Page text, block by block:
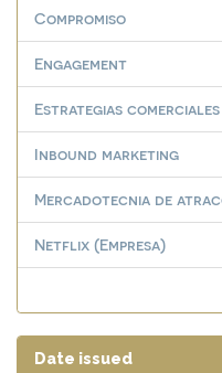
Compromiso
Engagement
Estrategias comerciales
Inbound marketing
Mercadotecnia de
Netflix (Empresa)
Date issued